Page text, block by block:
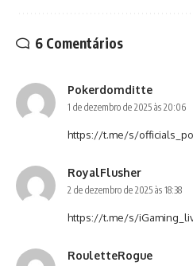
6 Comentários
Pokerdomditte
1 de dezembro de 2025 às 20:06
https://t.me/s/
RoyalFlusher
2 de dezembro de 2025 às 18:38
https://t.me/s/
RouletteRogue